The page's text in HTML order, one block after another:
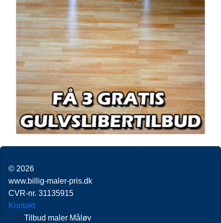
© 2026
www.billig-maler-pris.dk
CVR-nr. 31135915
Kontakt
Tilbud maler Måløv